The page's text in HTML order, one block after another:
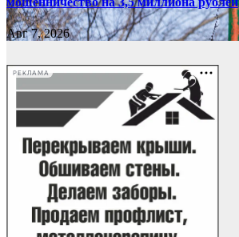
Авг 7, 2026
РЕКЛАМА